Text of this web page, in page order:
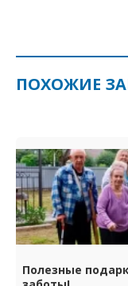
ПОХОЖИЕ
Полезные